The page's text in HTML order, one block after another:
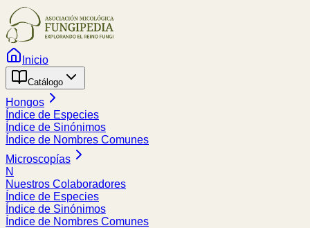
Inicio
Catálogo
Hongos
Índice de Especies
Índice de Sinónimos
Índice de Nombres Comunes
Microscopías
N
Nuestros Colaboradores
Índice de Especies
Índice de Sinónimos
Índice de Nombres Comunes